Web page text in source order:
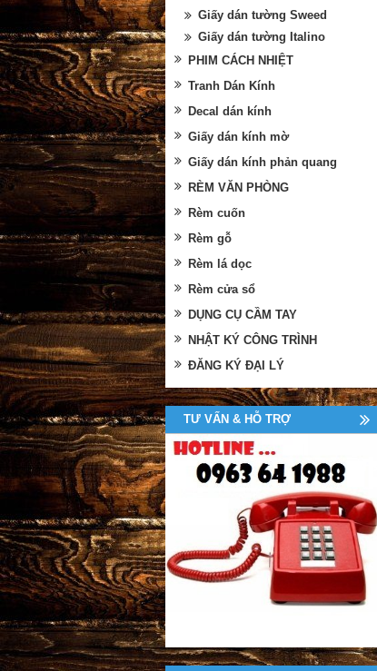
Giấy dán tường Sweed
Giấy dán tường Italino
PHIM CÁCH NHIỆT
Tranh Dán Kính
Decal dán kính
Giấy dán kính mờ
Giấy dán kính phản quang
RÈM VĂN PHÒNG
Rèm cuốn
Rèm gỗ
Rèm lá dọc
Rèm cửa sổ
DỤNG CỤ CẦM TAY
NHẬT KÝ CÔNG TRÌNH
ĐĂNG KÝ ĐẠI LÝ
TƯ VẤN & HỖ TRỢ